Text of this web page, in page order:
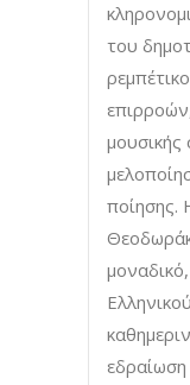
του
μουσικής
ποίησης.
εδραίωση